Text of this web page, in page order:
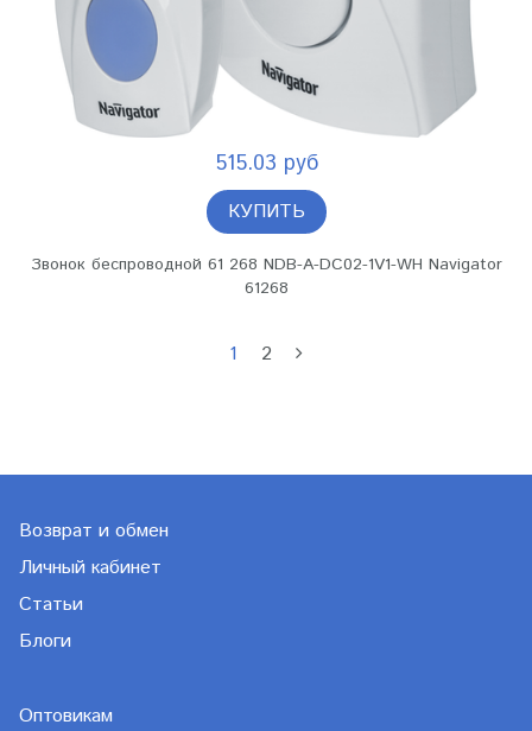
515.03 руб
КУПИТЬ
Звонок беспроводной 61 268 NDB-A-DC02-1V1-WH Navigator
61268
1 2
Возврат и обмен
Личный кабинет
Статьи
Блоги
Оптовикам